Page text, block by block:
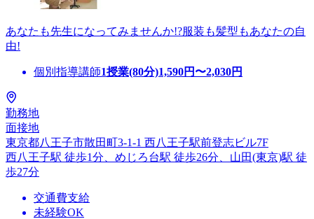
あなたも先生になってみませんか!?服装も髪型もあなたの自
由!
個別指導講師1授業(80分)1,590円〜2,030円
勤務地
面接地
東京都八王子市散田町3-1-1 西八王子駅前登志ビル7F
西八王子駅 徒歩1分、めじろ台駅 徒歩26分、山田(東京)駅 徒
歩27分
交通費支給
未経験OK